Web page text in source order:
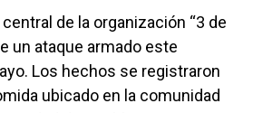
de la organización “3 de
un ataque armado este
Los hechos se registraron
ubicado en la comunidad